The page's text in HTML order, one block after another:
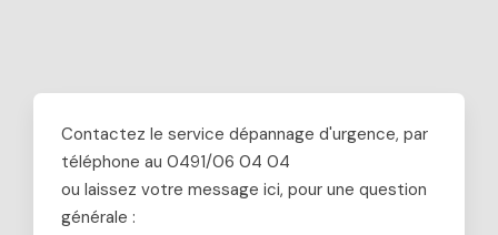
Contactez le service dépannage d'urgence, par
téléphone au 0491/06 04 04
ou laissez votre message ici, pour une question
générale :